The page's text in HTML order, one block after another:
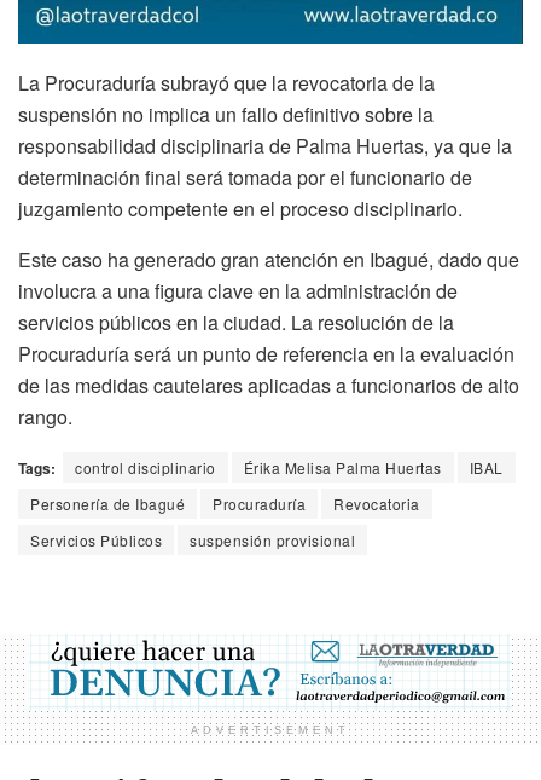
La Procuraduría subrayó que la revocatoria de la
suspensión no implica un fallo definitivo sobre la
responsabilidad disciplinaria de Palma Huertas, ya que la
determinación final será tomada por el funcionario de
juzgamiento competente en el proceso disciplinario.
Este caso ha generado gran atención en Ibagué, dado que
involucra a una figura clave en la administración de
servicios públicos en la ciudad. La resolución de la
Procuraduría será un punto de referencia en la evaluación
de las medidas cautelares aplicadas a funcionarios de alto
rango.
Tags: control disciplinario Érika Melisa Palma Huertas
IBAL
Personería de Ibagué
Procuraduría
Revocatoria
Servicios Públicos
suspensión provisional
ADVERTISEMENT